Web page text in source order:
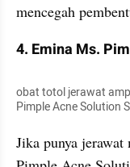
mencegah
4. Emina Ms.
obat totol jerawat
Pimple Acne Solution
Jika punya